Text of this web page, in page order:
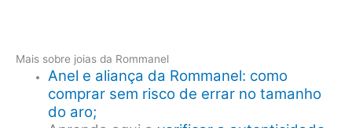
Mais sobre joias da Rommanel
Anel e aliança da Rommanel: como
comprar sem risco de errar no tamanho
do aro;